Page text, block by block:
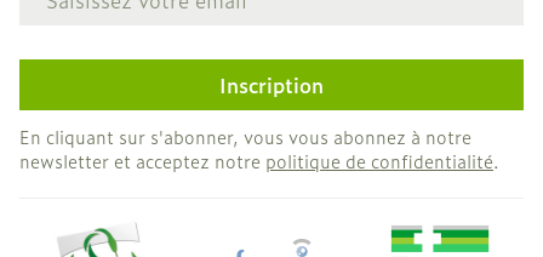
Inscription
En cliquant sur s'abonner, vous vous abonnez à notre
newsletter et acceptez notre politique de confidentialité.